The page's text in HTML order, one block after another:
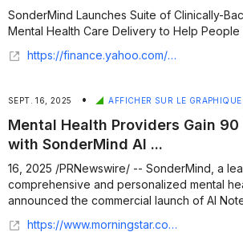
SonderMind Launches Suite of Clinically-
Mental Health Care Delivery to Help People
https://finance.yahoo.com/news/sondermind-launches-suite-clinically-backed-130000392.html
SEPT. 16, 2025 • AFFICHER SUR LE GRAPHIQUE
Mental Health Providers Gain
with SonderMind AI ...
16, 2025 /PRNewswire/ -- SonderMind, a
comprehensive and personalized mental
announced the commercial launch of AI
https://www.morningstar.com/news/pr-newswire/20250916la74933/mental-health-providers-gain-90-minutes-a-day-with-sondermind-ai-tool